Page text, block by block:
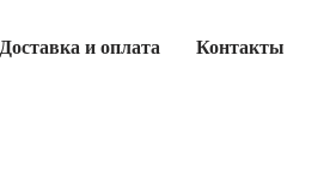
Доставка и оплата Контакты